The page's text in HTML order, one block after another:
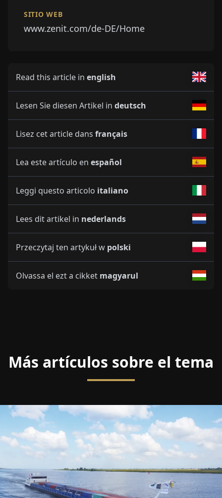
SITIO WEB
www.zenit.com/de-DE/Home
Read this article in english
Lesen Sie diesen Artikel in deutsch
Lisez cet article dans français
Lea este artículo en español
Leggi questo articolo italiano
Lees dit artikel in nederlands
Przeczytaj ten artykuł w polski
Olvassa el ezt a cikket magyarul
Más artículos sobre el tema